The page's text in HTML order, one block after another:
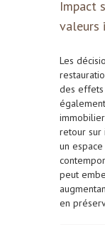
Impact
valeurs
Les
des effets
retour sur
un
peut
en